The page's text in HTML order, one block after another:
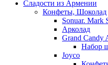
Сладости из Армении
Конфеты, Шоколад
Sonuar. Mark
Арколад
Grand Candy
Набор
Joyco